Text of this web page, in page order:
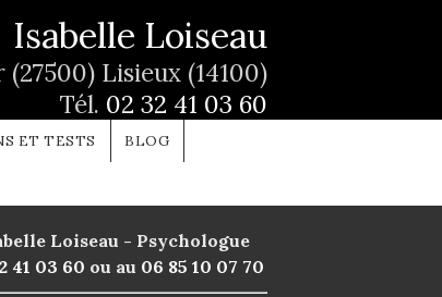
Isabelle Loiseau
Lisieux (14100)
Tél. 02 32 41 03 60
ET TESTS BLOG
Loiseau - Psychologue
41 03 60 ou au 06 85 10 07 70